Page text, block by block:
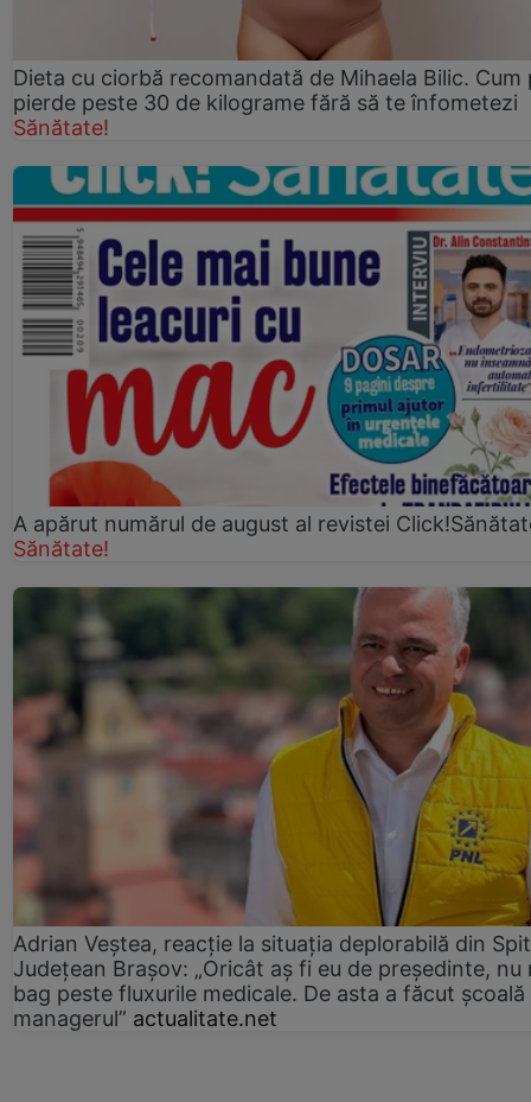
Dieta cu ciorbă recomandată de Mihaela Bilic. Cum
pierde peste 30 de kilograme fără să te înfometezi
Sănătate!
A apărut numărul de august al revistei
Sănătate!
Adrian Veștea, reacție la situația deplorabilă din
Județean Brașov: „Oricât aș fi eu de președinte, nu
bag peste fluxurile medicale. De asta a făcut școală
managerul” actualitate.net